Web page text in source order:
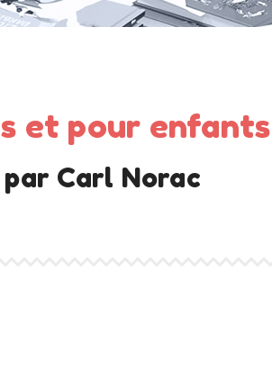
et pour
par Carl Norac